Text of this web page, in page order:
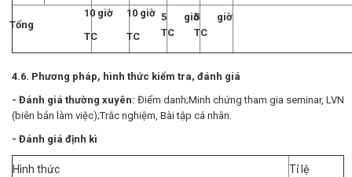
Tổng
10 giờ
TC
10 giờ
TC
5 giờ
TC
5 giờ
TC
4.6. Phương pháp, hình thức kiểm tra, đánh giá
- Đánh giá thường xuyên: Điểm danh;Minh chứng tham gia seminar, LVN
(biên bản làm việc);Trắc nghiệm, Bài tập cá nhân.
- Đánh giá định kì
Hình thức Tỉ lệ